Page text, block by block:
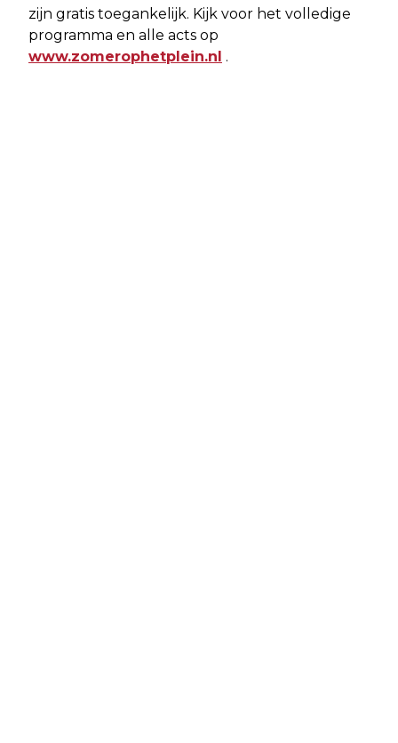
zijn gratis toegankelijk. Kijk voor het volledige
programma en alle acts op
www.zomerophetplein.nl .